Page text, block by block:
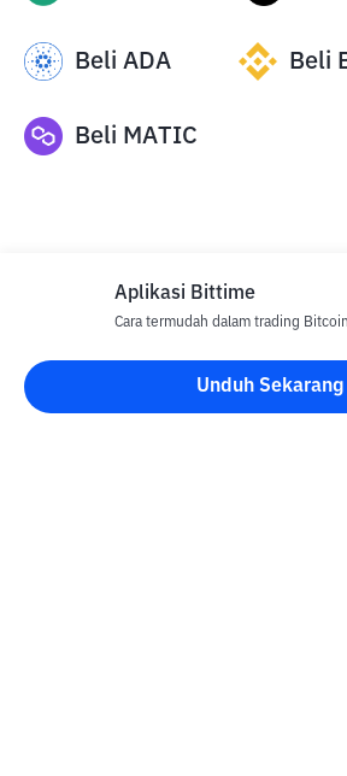
Beli ADA Beli
Beli MATIC
Disclaimer
Semua Artikel pada website ini hanya
Aplikasi Bittime
Cara termudah dalam trading
Unduh Sekarang